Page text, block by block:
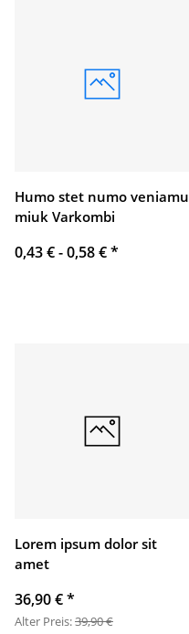
Humo stet numo veniamu
miuk Varkombi
0,43 € -0,58 €*
Lorem ipsum dolor sit
amet
36,90 €*
Alter Preis:39,90 €